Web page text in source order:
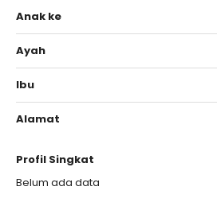
Anak ke
Ayah
Ibu
Alamat
Profil Singkat
Belum ada data